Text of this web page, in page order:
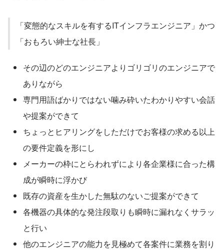
「変態的なスキルを有するITインフラエンジニア」かつ
「おもろい紳士な社長」
その辺のどのエンジニアよりゴリゴリのエンジニアで
ありながら
専門用語ばかりではない噛み砕いたわかりやすい会話
や提案ができて
ちょっとヒアリングをしただけでお客様の求める以上
の要件定義を形にし
メーカーの枠にとらわれずにより各企業様に合った構
成が瞬時に浮かび
既存の資産を生かした無駄のないご提案ができて
各機器の具体的な発注段取りも瞬時に漏れなくサラッ
と行い
他のエンジニアの能力を見極めて各案件に業務を割り